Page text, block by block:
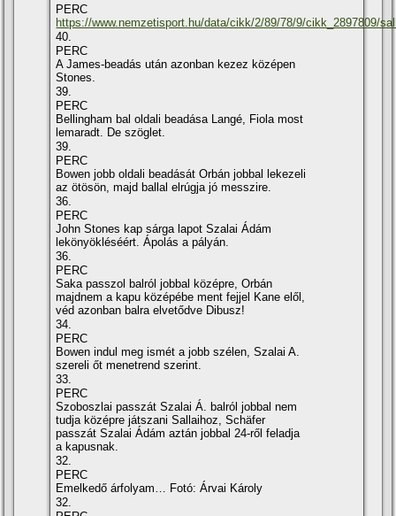
PERC
https://www.nemzetisport.hu/data/cikk/2/89/78/9/cikk_2897809/
40.
PERC
A James-beadás után azonban kezez középen
Stones.
39.
PERC
Bellingham bal oldali beadása Langé, Fiola most
lemaradt. De szöglet.
39.
PERC
Bowen jobb oldali beadását Orbán jobbal lekezeli
az ötösön, majd ballal elrúgja jó messzire.
36.
PERC
John Stones kap sárga lapot Szalai Ádám
lekönyökléséért. Ápolás a pályán.
36.
PERC
Saka passzol balról jobbal középre, Orbán
majdnem a kapu középébe ment fejjel Kane elől,
véd azonban balra elvetődve Dibusz!
34.
PERC
Bowen indul meg ismét a jobb szélen, Szalai A.
szereli őt menetrend szerint.
33.
PERC
Szoboszlai passzát Szalai Á. balról jobbal nem
tudja középre játszani Sallaihoz, Schäfer
passzát Szalai Ádám aztán jobbal 24-ről feladja
a kapusnak.
32.
PERC
Emelkedő árfolyam… Fotó: Árvai Károly
32.